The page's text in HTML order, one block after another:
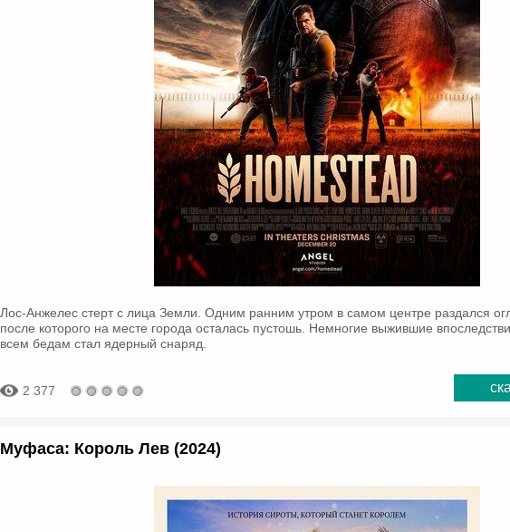
Лос-Анжелес стерт с лица Земли. Одним ранним утром в самом центре раздался
после которого на месте города осталась пустошь. Немногие выжившие
всем бедам стал ядерный снаряд.
2 377
Муфаса: Король Лев (2024)